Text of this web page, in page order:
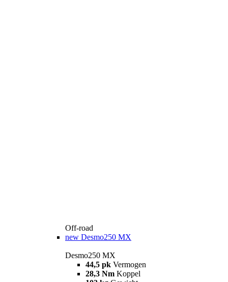
Off-road
new Desmo250 MX
Desmo250 MX
44,5 pk Vermogen
28,3 Nm Koppel